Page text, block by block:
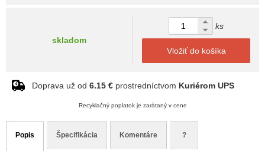
skladom
ks
Vložiť do košíka
Doprava už od 6.15 € prostredníctvom Kuriérom UPS
Recyklačný poplatok je zarátaný v cene
Popis Špecifikácia Komentáre ?